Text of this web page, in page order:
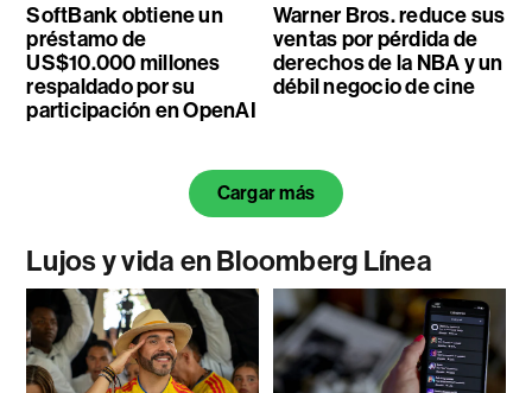
SoftBank obtiene un
préstamo de
US$10.000 millones
respaldado por su
participación en OpenAI
Warner Bros. reduce sus
ventas por pérdida de
derechos de la NBA y un
débil negocio de cine
Cargar más
Lujos y vida en Bloomberg Línea